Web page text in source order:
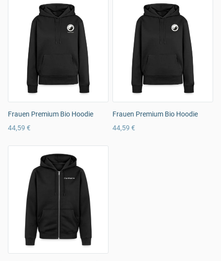
Frauen Premium Bio Hoodie
44,59 €
Frauen Premium Bio Hoodie
44,59 €